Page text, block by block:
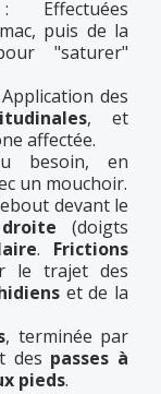
puis de la
"saturer"
des
, et
affectée.
en
un mouchoir.
devant le
droite(doigts
. Frictions
le trajet des
et de la
, terminée par
des passes à
pieds.